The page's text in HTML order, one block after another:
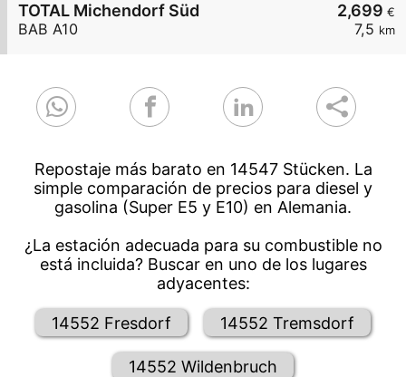
2,699 €
7,5 km
TOTAL Michendorf Süd
BAB A10
Repostaje más barato en 14547 Stücken. La
simple comparación de precios para diesel y
gasolina (Super E5 y E10) en Alemania.
¿La estación adecuada para su combustible no
está incluida? Buscar en uno de los lugares
adyacentes:
14552 Fresdorf 14552 Tremsdorf
14552 Wildenbruch